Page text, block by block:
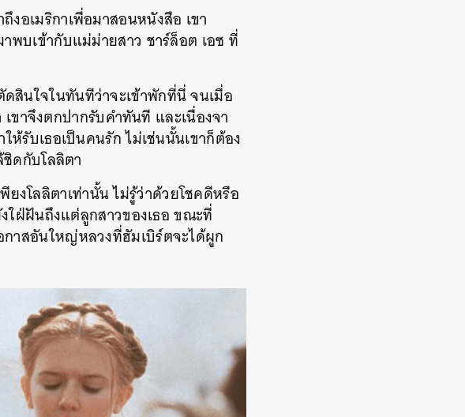
งอเมริกาเพื่อมาสอนหนังสือ เขา
พบเข้ากับแม่ม่ายสาว ชาร์ล็อต เอซ ที่
สินใจในทันทีว่าจะเข้าพักที่นี่ จนเมื่อ
ขาจึงตกปากรับคำทันที และเนื่องจา
รับเธอเป็นคนรัก ไม่เช่นนั้นเขาก็ต้อง
ดกับโลลิตา
งโลลิตาเท่านั้น ไม่รู้ว่าด้วยโชคดีหรือ
ใฝ่ฝันถึงแต่ลูกสาวของเธอ ขณะที่
าสอันใหญ่หลวงที่ฮัมเบิร์ตจะได้ผูก